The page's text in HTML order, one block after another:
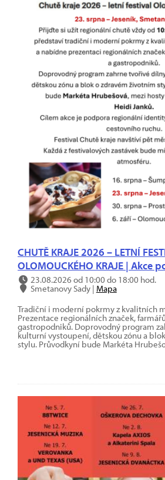
CHUTĚ KRAJE 2026 – LETNÍ
OLOMOUCKÉHO KRAJE | Akce
23.08.2026 od 10:00 do 18:00 hod.
Smetanovy Sady | Mapa
Tradiční i moderní pokrmy z kvalitních
Prezentace regionálních značek,
gastropodniků. Doprovodný program
kulturní vystoupení, dětskou zónu a
stylu. Průvodkyní bude Markéta